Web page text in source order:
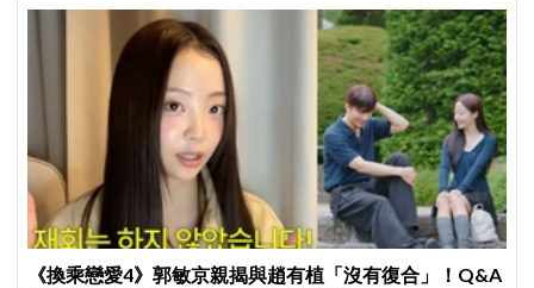
《換乘戀愛4》郭敏京親揭與趙有植「沒有復合」！Q&A